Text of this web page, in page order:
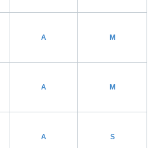
A M
A M
A S